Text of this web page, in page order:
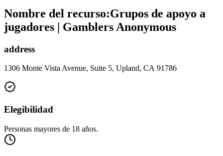
Nombre del recurso:Grupos de apoyo a
jugadores | Gamblers Anonymous
address
1306 Monte Vista Avenue, Suite 5, Upland, CA 91786
Elegibilidad
Personas mayores de 18 años.